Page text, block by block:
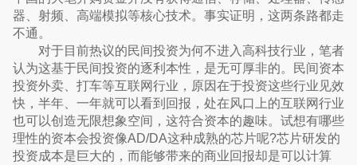
器、射频、高端模拟等核心技术。事实证明，这两条路都走
不通。
对于目前热议的民间投资为何不进入高科技行业，笔者
认为这基于民间投资的逐利本性，是无可厚非的。民间资本
投资外卖、打车等互联网行业，原因在于投资这些行业见效
快，半年、一年就可以看到回报，处在风口上的互联网行业
也可以创造无限想象空间，这符合资本的趣味。试想有哪些
理性的资本会投资像AD/DA这种成熟的芯片呢?芯片研发的
投资成本是巨大的，而能够带来的商业回报却是可以计算